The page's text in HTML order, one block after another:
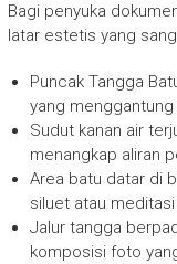
Bagi penyuka
latar estetis yang
Puncak Tangga
yang
Sudut kanan air
menangkap aliran
Area batu datar di
siluet atau meditasi
Jalur tangga
komposisi foto